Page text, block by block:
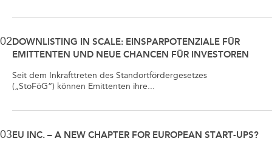
02 DOWNLISTING IN SCALE: EINSPARPOTENZIALE FÜR
EMITTENTEN UND NEUE CHANCEN FÜR INVESTOREN
Seit dem Inkrafttreten des Standortfördergesetzes
(„StoFöG“) können Emittenten ihre...
03 EU INC. – A NEW CHAPTER FOR EUROPEAN START-UPS?